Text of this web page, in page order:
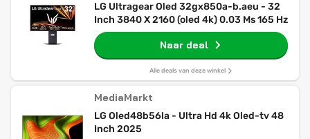
LG Ultragear Oled 32gx850a-b.aeu - 32
Inch 3840 X 2160 (oled 4k) 0.03 Ms 165 Hz
Naar deal
Alle deals van deze winkel
MediaMarkt
LG Oled48b56la - Ultra Hd 4k Oled-tv 48
Inch 2025